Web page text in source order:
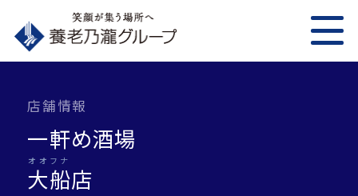
店舗情報
一軒め酒場
大船
オオフナ
店